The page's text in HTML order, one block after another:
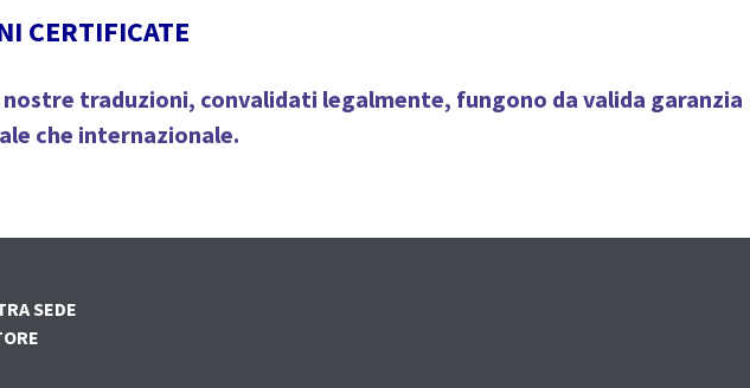
CERTIFICATE
nostre traduzioni, convalidati legalmente, fungono da valida garanzia
che internazionale.
SEDE